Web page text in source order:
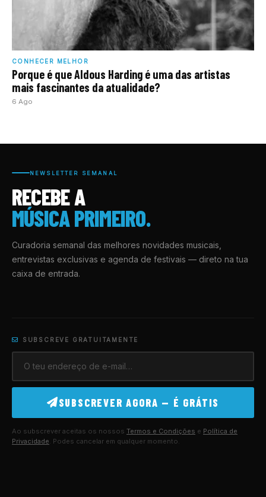
CONHECER MELHOR
Porque é que Aldous Harding é uma das artistas
mais fascinantes da atualidade?
6 Ago
NEWSLETTER SEMANAL
RECEBE A
MÚSICA PRIMEIRO.
Curadoria semanal das melhores novidades musicais,
entrevistas exclusivas e agenda de festivais — direto na tua
caixa de entrada.
SUBSCREVE GRATUITAMENTE
SUBSCREVER AGORA — É GRÁTIS
Ao subscrever aceitas os nossos Termos e Condições e Política de
Privacidade . Podes cancelar em qualquer momento.